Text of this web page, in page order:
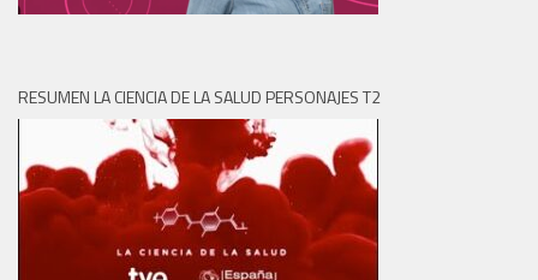
RESUMEN LA CIENCIA DE LA SALUD PERSONAJES T2